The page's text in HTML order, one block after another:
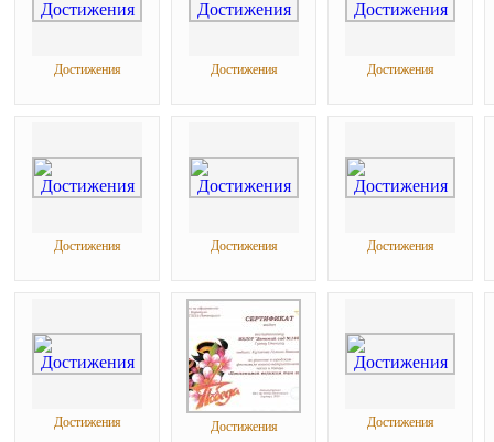
Достижения Достижения Достижения
Достижения Достижения Достижения
Достижения Достижения Достижения